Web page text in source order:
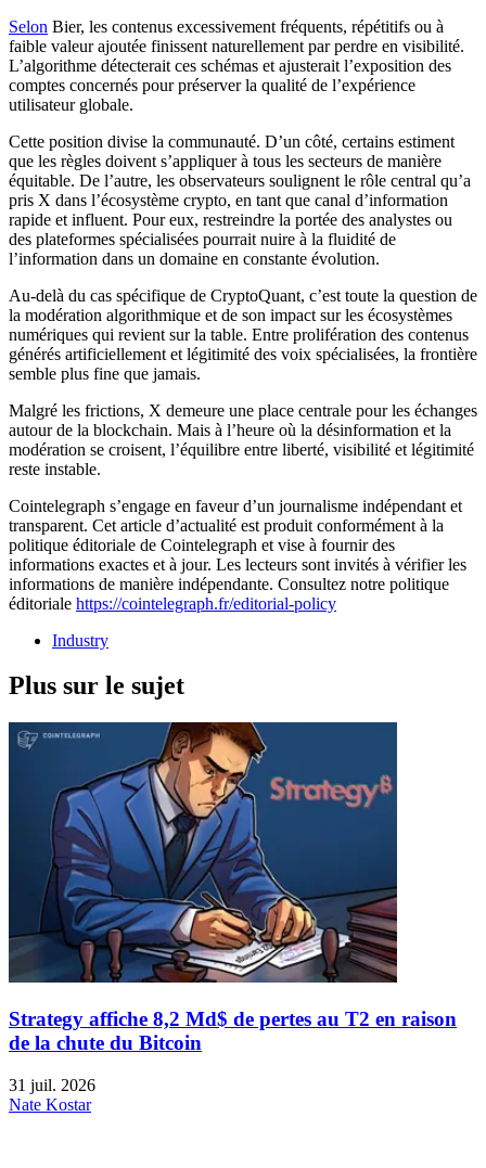
Selon Bier, les contenus excessivement fréquents, répétitifs ou à
faible valeur ajoutée finissent naturellement par perdre en visibilité.
L’algorithme détecterait ces schémas et ajusterait l’exposition des
comptes concernés pour préserver la qualité de l’expérience
utilisateur globale.
Cette position divise la communauté. D’un côté, certains estiment
que les règles doivent s’appliquer à tous les secteurs de manière
équitable. De l’autre, les observateurs soulignent le rôle central qu’a
pris X dans l’écosystème crypto, en tant que canal d’information
rapide et influent. Pour eux, restreindre la portée des analystes ou
des plateformes spécialisées pourrait nuire à la fluidité de
l’information dans un domaine en constante évolution.
Au-delà du cas spécifique de CryptoQuant, c’est toute la question de
la modération algorithmique et de son impact sur les écosystèmes
numériques qui revient sur la table. Entre prolifération des contenus
générés artificiellement et légitimité des voix spécialisées, la frontière
semble plus fine que jamais.
Malgré les frictions, X demeure une place centrale pour les échanges
autour de la blockchain. Mais à l’heure où la désinformation et la
modération se croisent, l’équilibre entre liberté, visibilité et légitimité
reste instable.
Cointelegraph s’engage en faveur d’un journalisme indépendant et
transparent. Cet article d’actualité est produit conformément à la
politique éditoriale de Cointelegraph et vise à fournir des
informations exactes et à jour. Les lecteurs sont invités à vérifier les
informations de manière indépendante. Consultez notre politique
éditoriale https://cointelegraph.fr/editorial-policy
Industry
Plus sur le sujet
Strategy affiche 8,2 Md$ de pertes au T2 en raison
de la chute du Bitcoin
31 juil. 2026
Nate Kostar